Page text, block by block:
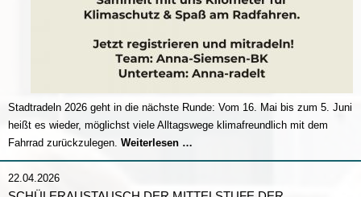
Stadtradeln 2026 geht in die nächste Runde: Vom 16. Mai bis zum 5. Juni
heißt es wieder, möglichst viele Alltagswege klimafreundlich mit dem
Fahrrad zurückzulegen. Weiterlesen …
2026
22.04.2026